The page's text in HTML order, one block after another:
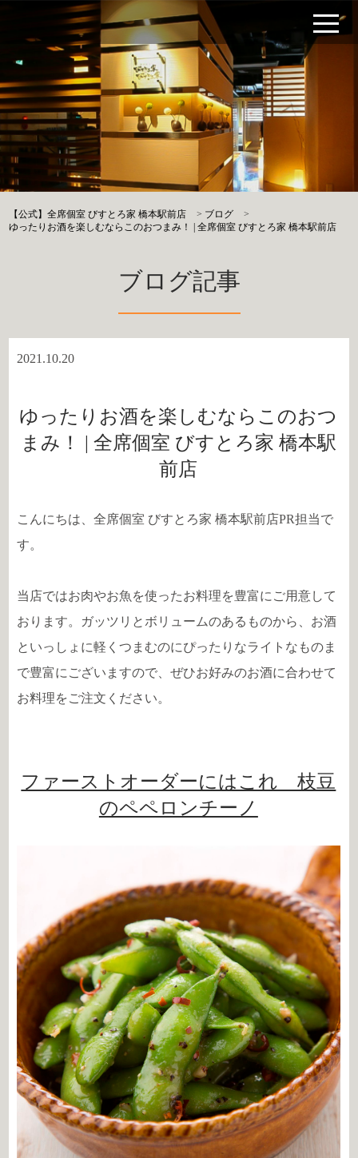
【公式】全席個室 びすとろ家 橋本駅前店 > ブログ
>
ゆったりお酒を楽しむならこのおつまみ！ | 全席個室 びすとろ家 橋本駅前店
ブログ記事
2021.10.20
ゆったりお酒を楽しむならこのおつ
まみ！ | 全席個室 びすとろ家 橋本駅
前店
こんにちは、全席個室 びすとろ家 橋本駅前店PR担当で
す。
当店ではお肉やお魚を使ったお料理を豊富にご用意して
おります。ガッツリとボリュームのあるものから、お酒
といっしょに軽くつまむのにぴったりなライトなものま
で豊富にございますので、ぜひお好みのお酒に合わせて
お料理をご注文ください。
ファーストオーダーにはこれ 枝豆
のペペロンチーノ